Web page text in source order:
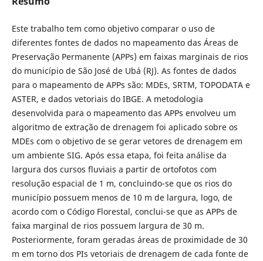
Este trabalho tem como objetivo comparar o uso de
diferentes fontes de dados no mapeamento das Áreas de
Preservação Permanente (APPs) em faixas marginais de rios
do município de São José de Ubá (RJ). As fontes de dados
para o mapeamento de APPs são: MDEs, SRTM, TOPODATA e
ASTER, e dados vetoriais do IBGE. A metodologia
desenvolvida para o mapeamento das APPs envolveu um
algoritmo de extração de drenagem foi aplicado sobre os
MDEs com o objetivo de se gerar vetores de drenagem em
um ambiente SIG. Após essa etapa, foi feita análise da
largura dos cursos fluviais a partir de ortofotos com
resolução espacial de 1 m, concluindo-se que os rios do
município possuem menos de 10 m de largura, logo, de
acordo com o Código Florestal, conclui-se que as APPs de
faixa marginal de rios possuem largura de 30 m.
Posteriormente, foram geradas áreas de proximidade de 30
m em torno dos PIs vetoriais de drenagem de cada fonte de